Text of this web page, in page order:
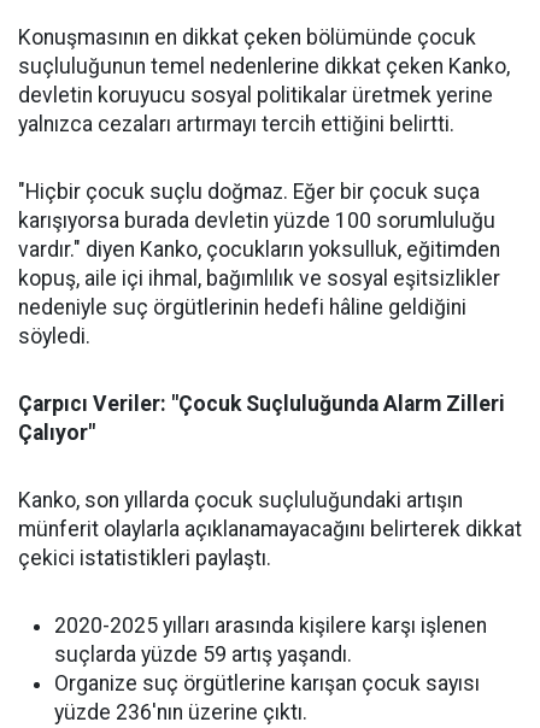
Konuşmasının en dikkat çeken bölümünde çocuk
suçluluğunun temel nedenlerine dikkat çeken Kanko,
devletin koruyucu sosyal politikalar üretmek yerine
yalnızca cezaları artırmayı tercih ettiğini belirtti.
"Hiçbir çocuk suçlu doğmaz. Eğer bir çocuk suça
karışıyorsa burada devletin yüzde 100 sorumluluğu
vardır." diyen Kanko, çocukların yoksulluk, eğitimden
kopuş, aile içi ihmal, bağımlılık ve sosyal eşitsizlikler
nedeniyle suç örgütlerinin hedefi hâline geldiğini
söyledi.
Çarpıcı Veriler: "Çocuk Suçluluğunda Alarm Zilleri
Çalıyor"
Kanko, son yıllarda çocuk suçluluğundaki artışın
münferit olaylarla açıklanamayacağını belirterek dikkat
çekici istatistikleri paylaştı.
2020-2025 yılları arasında kişilere karşı işlenen
suçlarda yüzde 59 artış yaşandı.
Organize suç örgütlerine karışan çocuk sayısı
yüzde 236'nın üzerine çıktı.